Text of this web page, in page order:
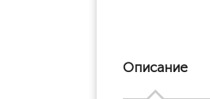
Описание